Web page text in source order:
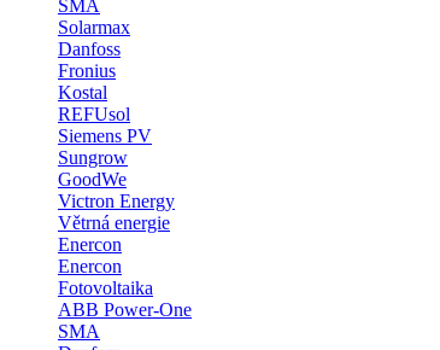
SMA
Solarmax
Danfoss
Fronius
Kostal
REFUsol
Siemens PV
Sungrow
GoodWe
Victron Energy
Větrná energie
Enercon
Enercon
Fotovoltaika
ABB Power-One
SMA